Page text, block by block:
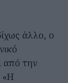
άλλο, ο
από την
«Η